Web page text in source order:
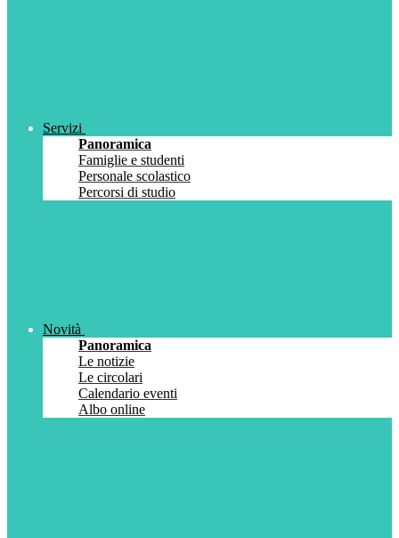
Servizi
Panoramica
Famiglie e studenti
Personale scolastico
Percorsi di studio
Novità
Panoramica
Le notizie
Le circolari
Calendario eventi
Albo online